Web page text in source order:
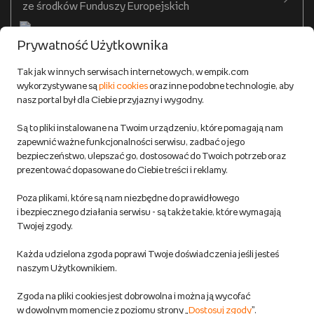
Zwroty
Reklamacje
Regulamin empik.com
Pozostałe Regulaminy Empiku
Polityka prywatności empik.com
produktów niebezpiecznych
Dostosuj zgody
Do 100 zł na pierwsze zakupy w aplikacji. Pobierz i
korzystaj z kodów zniżkowych.Dowiedz się więcej
ze środków Funduszy Europejskich
Prywatność Użytkownika
Tak jak w innych serwisach internetowych, w empik.com
wykorzystywane sąpliki cookiesoraz inne podobne technologie, aby
nasz portal był dla Ciebie przyjazny i wygodny.
Są to pliki instalowane na Twoim urządzeniu, które pomagają nam
zapewnić ważne funkcjonalności serwisu, zadbać o jego
bezpieczeństwo, ulepszać go, dostosować do Twoich potrzeb oraz
prezentować dopasowane do Ciebie treści i reklamy.
Poza plikami, które są nam niezbędne do prawidłowego
i bezpiecznego działania serwisu - są także takie, które wymagają
Twojej zgody.
Każda udzielona zgoda poprawi Twoje doświadczenia jeśli jesteś
naszym Użytkownikiem.
Zgoda na pliki cookies jest dobrowolna i można ją wycofać
w dowolnym momencie z poziomu strony „ Dostosuj zgody”.